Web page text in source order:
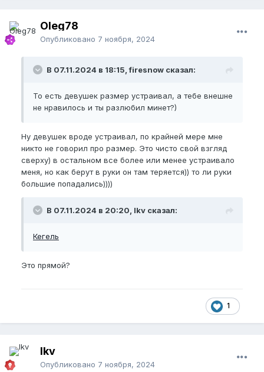
Oleg78
Опубликовано 7 ноября, 2024
В 07.11.2024 в 18:15, firesnow сказал:
То есть девушек размер устраивал, а тебе внешне
не нравилось и ты разлюбил минет?)
Ну девушек вроде устраивал, по крайней мере мне
никто не говорил про размер. Это чисто свой взгляд
сверху) в остальном все более или менее устраивало
меня, но как берут в руки он там теряется)) то ли руки
большие попадались))))
В 07.11.2024 в 20:20, lkv сказал:
Кегель
Это прямой?
1
lkv
Опубликовано 7 ноября, 2024